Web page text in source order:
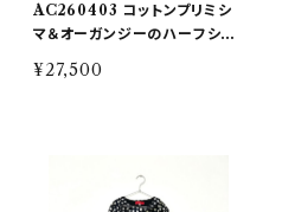
AC260403 コットンプリミシ
マ＆オーガンジーのハーフショ
ート
¥27,500